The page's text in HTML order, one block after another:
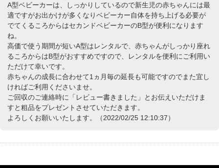
A型ベビーカーは、しっかりしているので新生児の赤ちゃんには最
適ですがお出かけが多くなりベビーカー自体を持ち上げる必要が
でてくるころからはセカンドベビーカーのB型が便利になります
ね。
高価で使う期間が短いA型はレンタルで、赤ちゃんがしっかり座れ
るころからはB型がおすすめですので、レンタルを便利にご利用い
ただけて幸いです。
赤ちゃんの成長に合わせて1ヵ月毎の延長も可能ですのでまた宜し
ければご利用くださいませ。
ご回収のご連絡時に「レビュー書きました」とお伝えいただけま
すと粗品をプレゼントさせていただきます。
よろしくお願いいたします。（2022/02/25 12:10:37）